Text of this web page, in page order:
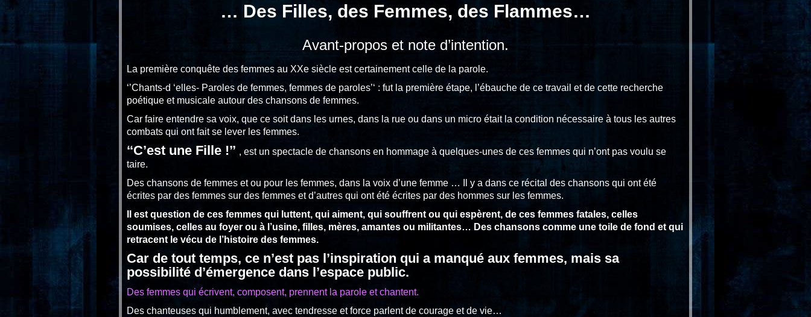
… Des Filles, des Femmes, des Flammes…
Avant-propos et note d’intention.
La première conquête des femmes au XXe siècle est certainement celle de la parole.
‘’Chants-d ‘elles- Paroles de femmes, femmes de paroles’‘ : fut la première étape, l’ébauche de ce travail et de cette recherche
poétique et musicale autour des chansons de femmes.
Car faire entendre sa voix, que ce soit dans les urnes, dans la rue ou dans un micro était la condition nécessaire à tous les autres
combats qui ont fait se lever les femmes.
‘‘C’est une Fille !’’ , est un spectacle de chansons en hommage à quelques-unes de ces femmes qui n’ont pas voulu se
taire.
Des chansons de femmes et ou pour les femmes, dans la voix d’une femme … Il y a dans ce récital des chansons qui ont été
écrites par des femmes sur des femmes et d’autres qui ont été écrites par des hommes sur les femmes.
Il est question de ces femmes qui luttent, qui aiment, qui souffrent ou qui espèrent, de ces femmes fatales, celles
soumises, celles au foyer ou à l’usine, filles, mères, amantes ou militantes… Des chansons comme une toile de fond et qui
retracent le vécu de l’histoire des femmes.
Car de tout temps, ce n’est pas l’inspiration qui a manqué aux femmes, mais sa
possibilité d’émergence dans l’espace public.
Des femmes qui écrivent, composent, prennent la parole et chantent.
Des chanteuses qui humblement, avec tendresse et force parlent de courage et de vie…